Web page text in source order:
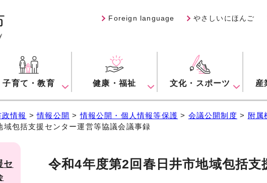
Foreign language やさしいにほんご
子育て・教育 健康・福祉 文化・スポーツ 産
政情報 >情報公開 >情報公開・個人情報等保護 > 会議公開制度 > 附属
包括支援センター運営等協議会議事録
令和4年度第2回春日井市地域包括
セ